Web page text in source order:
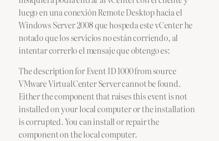
luego en una conexión Remote Desktop hacia el
Windows Server 2008 que hospeda este vCenter he
notado que los servicios no están corriendo, al
intentar correrlo el mensaje que obtengo es:
The description for Event ID 1000 from source
VMware VirtualCenter Server cannot be found.
Either the component that raises this event is not
installed on your local computer or the installation
is corrupted. You can install or repair the
component on the local computer.